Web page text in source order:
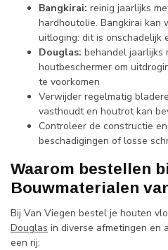
Bangkirai: reinig jaarlijks
hardhoutolie. Bangkirai kan
uitloging: dit is onschadelijk
Douglas: behandel
houtbeschermer om
te voorkomen
Verwijder regelmatig
vasthoudt en houtrot kan
Controleer de constructie
beschadigingen of losse
Waarom bestellen
Bouwmaterialen
Bij Van Viegen bestel je houten
Douglas in diverse afmetingen en
een rij: